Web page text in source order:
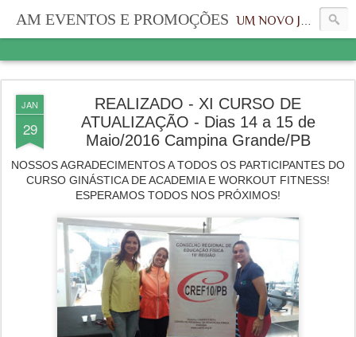
AM EVENTOS E PROMOÇÕES UM NOVO JEITO, UMA NOVA IDENTIDADE
JAN
29
REALIZADO - XI CURSO DE
ATUALIZAÇÃO - Dias 14 a 15 de
Maio/2016 Campina Grande/PB
NOSSOS AGRADECIMENTOS A TODOS OS PARTICIPANTES DO
CURSO GINÁSTICA DE ACADEMIA E WORKOUT FITNESS!
ESPERAMOS TODOS NOS PRÓXIMOS!